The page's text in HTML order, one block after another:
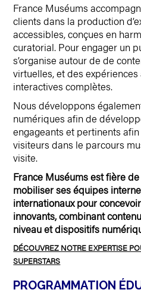
France Muséums
clients dans la production
accessibles, conçues en
curatorial. Pour engager un
s’organise autour de de
virtuelles, et des
interactives complètes.
Nous développons
numériques afin de
engageants et pertinents afin
visiteurs dans le parcours
visite.
France Muséums est fière
mobiliser ses équipes
internationaux pour
innovants, combinant
niveau et dispositifs
DÉCOUVREZ NOTRE EXPERTISE
SUPERSTARS
PROGRAMMATION